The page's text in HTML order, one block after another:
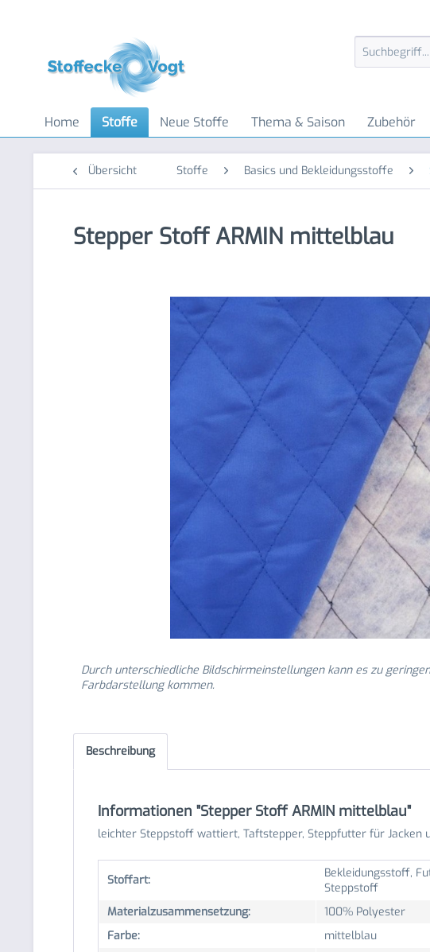
Home Stoffe Neue Stoffe Thema & Saison Zubehör
Übersicht Stoffe Basics und Bekleidungsstoffe
Stepper Stoff ARMIN mittelblau
Durch unterschiedliche Bildschirmeinstellungen kann es zu
Farbdarstellung kommen.
Beschreibung
Informationen "Stepper Stoff ARMIN mittelblau"
leichter Steppstoff wattiert, Taftstepper, Steppfutter für
Stoffart:
Bekleidungsstoff,
Steppstoff
Materialzusammensetzung:
100% Polyester
Farbe:
mittelblau